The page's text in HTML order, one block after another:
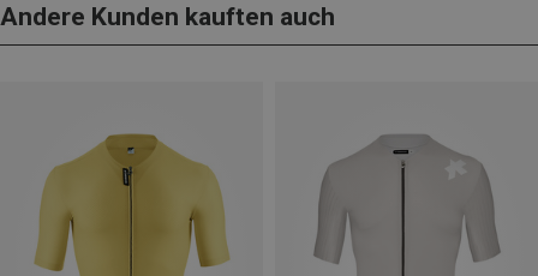
Andere Kunden kauften auch